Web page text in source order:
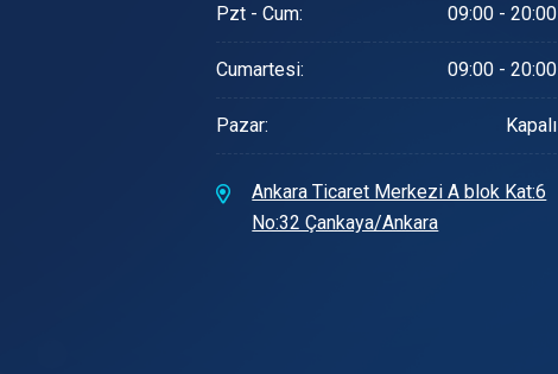
Pzt - Cum: 09:00 - 20:00
Cumartesi: 09:00 - 20:00
Pazar: Kapalı
Ankara Ticaret Merkezi A blok Kat:6
No:32 Çankaya/Ankara